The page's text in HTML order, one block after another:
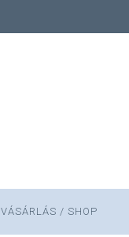
VÁSÁRLÁS / SHOP